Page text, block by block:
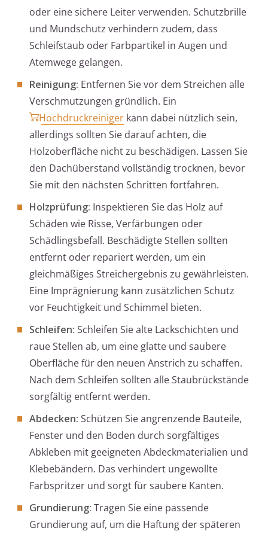
oder eine sichere Leiter verwenden. Schutzbrille
und Mundschutz verhindern zudem, dass
Schleifstaub oder Farbpartikel in Augen und
Atemwege gelangen.
Reinigung: Entfernen Sie vor dem Streichen alle
Verschmutzungen gründlich. Ein
Hochdruckreiniger kann dabei nützlich sein,
allerdings sollten Sie darauf achten, die
Holzoberfläche nicht zu beschädigen. Lassen Sie
den Dachüberstand vollständig trocknen, bevor
Sie mit den nächsten Schritten fortfahren.
Holzprüfung: Inspektieren Sie das Holz auf
Schäden wie Risse, Verfärbungen oder
Schädlingsbefall. Beschädigte Stellen sollten
entfernt oder repariert werden, um ein
gleichmäßiges Streichergebnis zu gewährleisten.
Eine Imprägnierung kann zusätzlichen Schutz
vor Feuchtigkeit und Schimmel bieten.
Schleifen: Schleifen Sie alte Lackschichten und
raue Stellen ab, um eine glatte und saubere
Oberfläche für den neuen Anstrich zu schaffen.
Nach dem Schleifen sollten alle Staubrückstände
sorgfältig entfernt werden.
Abdecken: Schützen Sie angrenzende Bauteile,
Fenster und den Boden durch sorgfältiges
Abkleben mit geeigneten Abdeckmaterialien und
Klebebändern. Das verhindert ungewollte
Farbspritzer und sorgt für saubere Kanten.
Grundierung: Tragen Sie eine passende
Grundierung auf, um die Haftung der späteren